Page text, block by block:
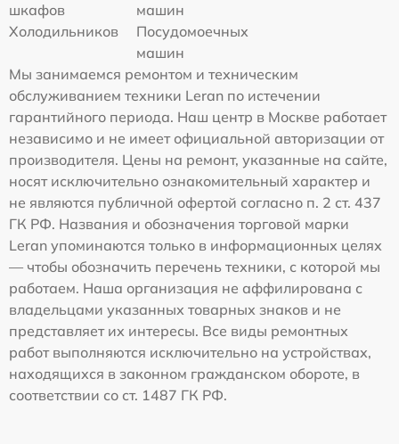
шкафов
машин
Холодильников
Посудомоечных
машин
Мы занимаемся ремонтом и техническим
обслуживанием техники Leran по истечении
гарантийного периода. Наш центр в Москве работает
независимо и не имеет официальной авторизации от
производителя. Цены на ремонт, указанные на сайте,
носят исключительно ознакомительный характер и
не являются публичной офертой согласно п. 2 ст. 437
ГК РФ. Названия и обозначения торговой марки
Leran упоминаются только в информационных целях
— чтобы обозначить перечень техники, с которой мы
работаем. Наша организация не аффилирована с
владельцами указанных товарных знаков и не
представляет их интересы. Все виды ремонтных
работ выполняются исключительно на устройствах,
находящихся в законном гражданском обороте, в
соответствии со ст. 1487 ГК РФ.